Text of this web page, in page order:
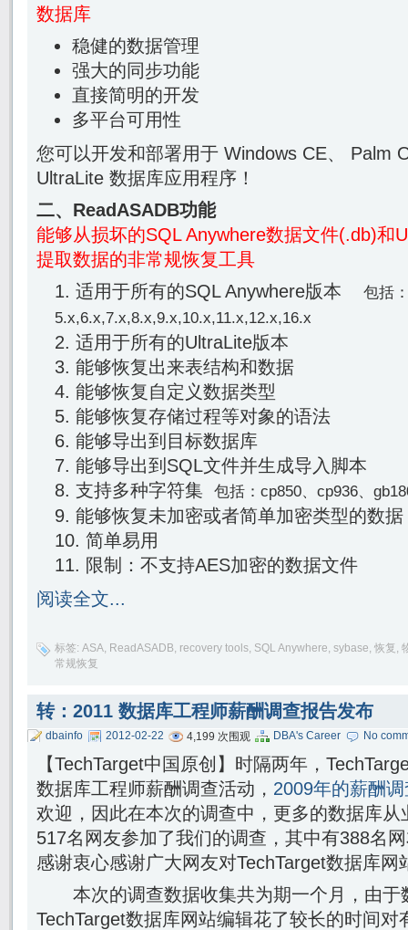
数据库
稳健的数据管理
强大的同步功能
直接简明的开发
多平台可用性
您可以开发和部署用于 Windows CE、 Palm
UltraLite 数据库应用程序！
二、ReadASADB功能
能够从损坏的SQL Anywhere数据文件(.db)和
提取数据的非常规恢复工具
适用于所有的SQL Anywhere版本 包括
5.x,6.x,7.x,8.x,9.x,10.x,11.x,12.x,16.x
适用于所有的UltraLite版本
能够恢复出来表结构和数据
能够恢复自定义数据类型
能够恢复存储过程等对象的语法
能够导出到目标数据库
能够导出到SQL文件并生成导入脚本
支持多种字符集 包括：cp850、cp936、
能够恢复未加密或者简单加密类型的数据
简单易用
限制：不支持AES加密的数据文件
阅读全文...
标签: ASA, ReadASADB, recovery tools, SQL Anywhere, sybase, 恢复 ,
常规恢复
转：2011 数据库工程师薪酬调查报告发布
dbainfo 2012-02-22 4,199 次围观 DBA's Career No
【TechTarget中国原创】时隔两年，
数据库工程师薪酬调查活动， 2009年的薪酬
欢迎，因此在本次的调查中，更多的数据库
517名网友参加了我们的调查，其中有388名
感谢衷心感谢广大网友对TechTarget数据库网
本次的调查数据收集共为期一个月，由于
TechTarget数据库网站编辑花了较长的时间